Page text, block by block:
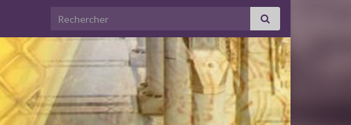
Search for: